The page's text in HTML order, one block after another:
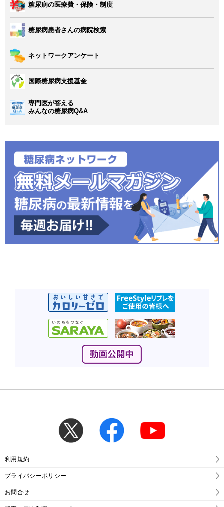
糖尿病の医療費・保険・制度
糖尿病患者さんの病院検索
ネットワークアンケート
国際糖尿病支援基金
専門医が答える
みんなの糖尿病Q&A
利用規約
プライバシーポリシー
お問合せ